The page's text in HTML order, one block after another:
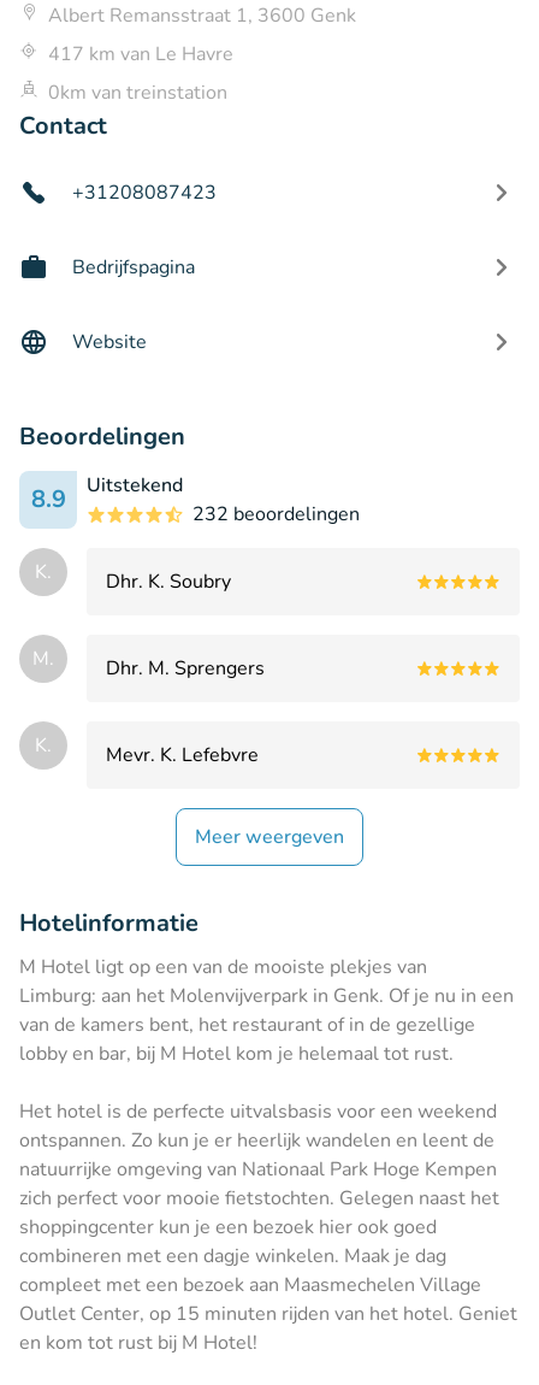
Albert Remansstraat 1, 3600 Genk
417 km van Le Havre
0km van treinstation
Contact
+31208087423
Bedrijfspagina
Website
Beoordelingen
8.9
Uitstekend
232 beoordelingen
K. Dhr. K. Soubry
M. Dhr. M. Sprengers
K. Mevr. K. Lefebvre
Meer weergeven
Hotelinformatie
M Hotel ligt op een van de mooiste plekjes van
Limburg: aan het Molenvijverpark in Genk. Of je nu in een
van de kamers bent, het restaurant of in de gezellige
lobby en bar, bij M Hotel kom je helemaal tot rust.
Het hotel is de perfecte uitvalsbasis voor een weekend
ontspannen. Zo kun je er heerlijk wandelen en leent de
natuurrijke omgeving van Nationaal Park Hoge Kempen
zich perfect voor mooie fietstochten. Gelegen naast het
shoppingcenter kun je een bezoek hier ook goed
combineren met een dagje winkelen. Maak je dag
compleet met een bezoek aan Maasmechelen Village
Outlet Center, op 15 minuten rijden van het hotel. Geniet
en kom tot rust bij M Hotel!